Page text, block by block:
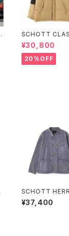
SCHOTT
-TONE DOWN
ET
¥30,800
20%OFF
SCHOTT
ONE
¥37,400